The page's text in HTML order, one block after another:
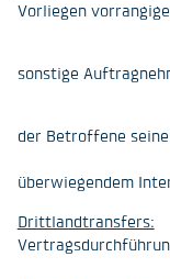
Vorliegen
Externe
sonstige
Weitere
der Betroffene
hat oder
überwiegendem
Drittlandtransfers: